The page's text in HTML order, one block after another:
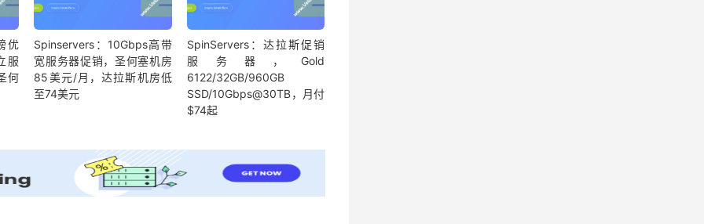
优
服
何
Spinservers：10Gbps高带
宽服务器促销，圣何塞机房
85美元/月，达拉斯机房低
至74美元
SpinServers：达拉斯促销
服务器，Gold
6122/32GB/960GB
SSD/10Gbps@30TB，月付
$74起